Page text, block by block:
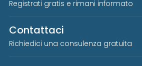
Registrati gratis e rimani informato
Contattaci
Richiedici una consulenza gratuita